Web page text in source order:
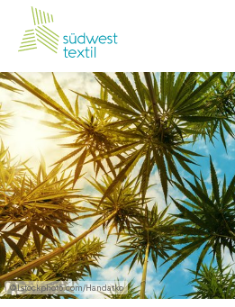
©Istockphoto.com/Handatko